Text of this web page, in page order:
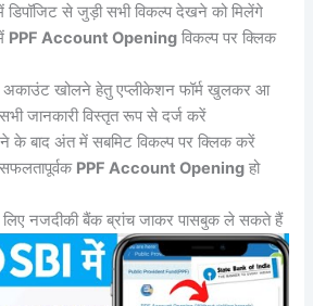
से जुड़ी सभी विकल्प देखने को मिलेंगे
PPF Account Opening विकल्प पर क्लिक
अकाउंट खोलने हेतु एप्लीकेशन फॉर्म खुलकर आ
जानकारी विस्तृत रूप से दर्ज करें
के बाद अंत में सबमिट विकल्प पर क्लिक करें
PPF Account Opening हो
लिए नजदीकी बैंक ब्रांच जाकर पासबुक ले सकते हैं